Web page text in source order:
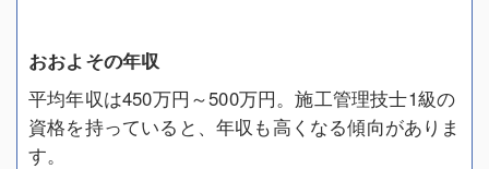
おおよその年収
平均年収は450万円～500万円。施工管理技士1級の
資格を持っていると、年収も高くなる傾向がありま
す。